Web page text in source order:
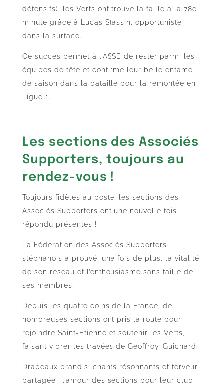
défensifs), les Verts ont trouvé la faille à la 78e
minute grâce à Lucas Stassin, opportuniste
dans la surface.
Ce succès permet à l’ASSE de rester parmi les
équipes de tête et confirme leur belle entame
de saison dans la bataille pour la remontée en
Ligue 1.
Les sections des Associés
Supporters, toujours au
rendez-vous !
Toujours fidèles au poste, les sections des
Associés Supporters ont une nouvelle fois
répondu présentes !
La Fédération des Associés Supporters
stéphanois a prouvé, une fois de plus, la vitalité
de son réseau et l’enthousiasme sans faille de
ses membres.
Depuis les quatre coins de la France, de
nombreuses sections ont pris la route pour
rejoindre Saint-Étienne et soutenir les Verts,
faisant vibrer les travées de Geoffroy-Guichard.
Drapeaux brandis, chants résonnants et ferveur
partagée : l’amour des sections pour leur club